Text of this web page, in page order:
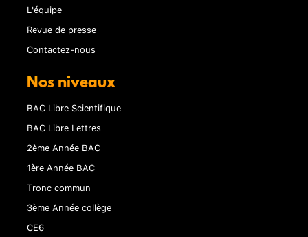
L'équipe
Revue de presse
Contactez-nous
Nos niveaux
BAC Libre Scientifique
BAC Libre Lettres
2ème Année BAC
1ère Année BAC
Tronc commun
3ème Année collège
CE6